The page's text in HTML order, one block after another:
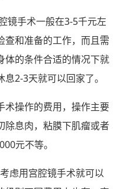
镜手术一般在3-5千元左
查和准备的工作，而且需
体的条件合适的情况下就
2-3天就可以回家了。
术操作的费用，操作主要
除息肉，粘膜下肌瘤或者
元不等。
虑用宫腔镜手术就可以